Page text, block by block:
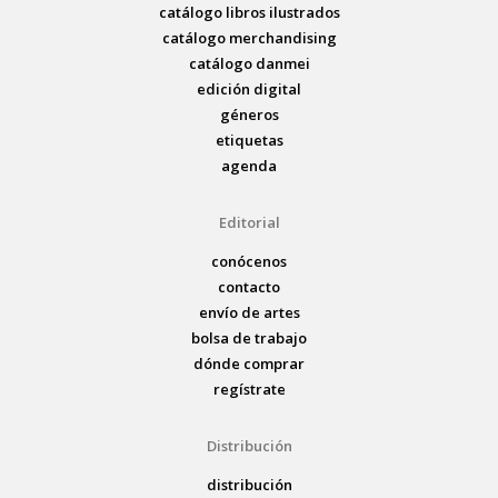
catálogo libros ilustrados
catálogo merchandising
catálogo danmei
edición digital
géneros
etiquetas
agenda
Editorial
conócenos
contacto
envío de artes
bolsa de trabajo
dónde comprar
regístrate
Distribución
distribución